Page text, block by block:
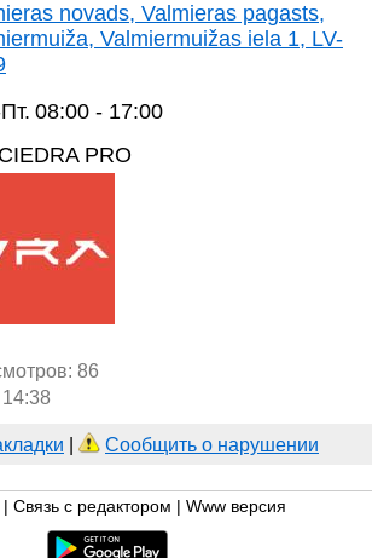
novads, Valmieras pagasts,
Valmiermuižas iela 1, LV-
08:00 - 17:00
PRO
86
Сообщить о нарушении
Связь с редактором Www версия